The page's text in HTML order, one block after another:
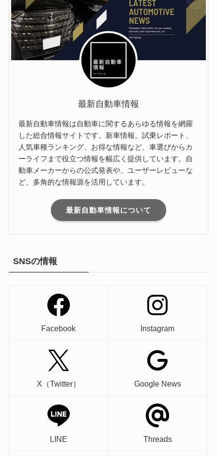
最新自動車情報
最新自動車情報は自動車に関するあらゆる情報を網羅
した総合情報サイトです。新車情報、試乗レポート、
人気車種ランキング、お得な情報など、車選びからカ
ーライフまで役立つ情報を幅広く提供しています。自
動車メーカーからの公式発表や、ユーザーレビューな
ど、多角的な情報源を活用しています。
最新自動車情報について
SNSの情報
Facebook Instagram
X（Twitter） Google News
LINE Threads